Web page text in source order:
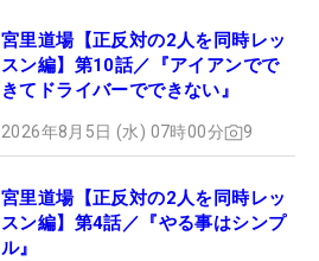
宮里道場【正反対の2人を同時レッ
スン編】第10話／『アイアンでで
きてドライバーでできない』
2026年8月5日 (水) 07時00分 9
宮里道場【正反対の2人を同時レッ
スン編】第4話／『やる事はシンプ
ル』